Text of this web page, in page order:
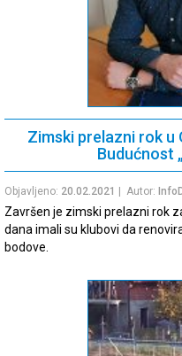
Zimski prelazni rok u
Budućnost
Objavljeno: 20.02.2021 | Autor:
Završen je zimski prelazni rok
dana imali su klubovi da
bodove.